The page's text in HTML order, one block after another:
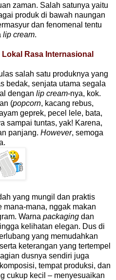
zaman. Salah satunya yaitu
produk di bawah naungan
dan fenomenal tentu
lip cream.
Rasa Internasional
salah satu produknya yang
bedak, senjata utama segala
dengan lip cream-nya, kok.
(popcorn, kacang rebus,
geprek, pecel lele, bata,
sampai tuntas, yak! Karena,
panjang. However, semoga
yang mungil dan praktis
mana-mana, nggak makan
Warna packaging dan
kelihatan elegan. Dus di
yang memudahkan
keterangan yang tertempel
dusnya sendiri juga
tempat produksi, dan
cukup kecil – menyesuaikan